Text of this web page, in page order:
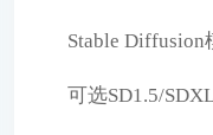
Stable Diffusion
可选SD1.5/